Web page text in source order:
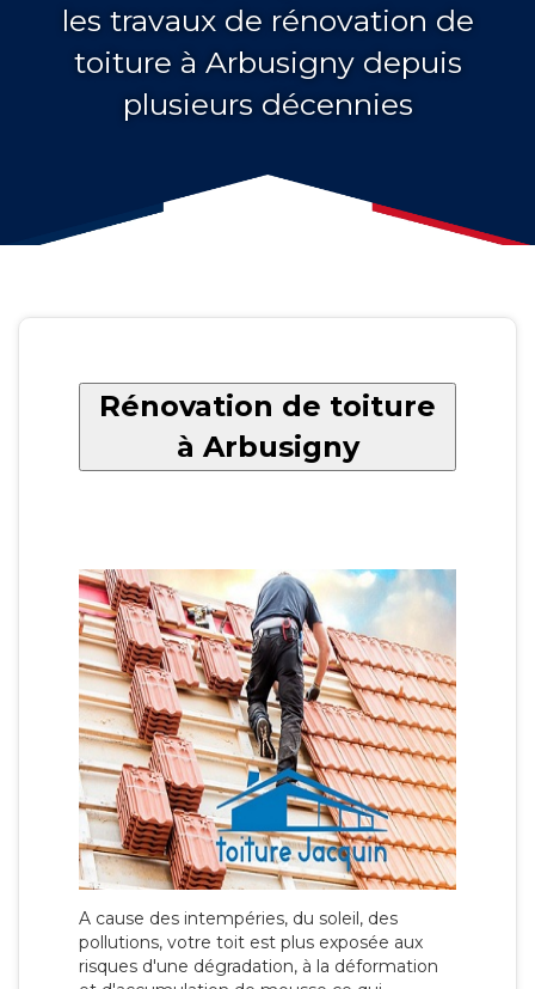
les travaux de rénovation de
toiture à Arbusigny depuis
plusieurs décennies
Rénovation de toiture
à Arbusigny
A cause des intempéries, du soleil, des
pollutions, votre toit est plus exposée aux
risques d'une dégradation, à la déformation